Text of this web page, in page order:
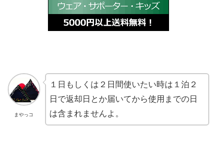
まやっコ
１日もしくは２日間使いたい時は１泊２
日で返却日とか届いてから使用までの日
は含まれませんよ。